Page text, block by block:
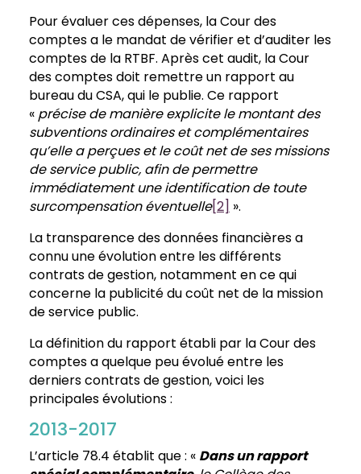
Pour évaluer ces dépenses, la Cour des
comptes a le mandat de vérifier et d’auditer les
comptes de la RTBF. Après cet audit, la Cour
des comptes doit remettre un rapport au
bureau du CSA, qui le publie. Ce rapport
« précise de manière explicite le montant des
subventions ordinaires et complémentaires
qu’elle a perçues et le coût net de ses missions
de service public, afin de permettre
immédiatement une identification de toute
surcompensation éventuelle[2] ».
La transparence des données financières a
connu une évolution entre les différents
contrats de gestion, notamment en ce qui
concerne la publicité du coût net de la mission
de service public.
La définition du rapport établi par la Cour des
comptes a quelque peu évolué entre les
derniers contrats de gestion, voici les
principales évolutions :
2013-2017
L’article 78.4 établit que : « Dans un rapport